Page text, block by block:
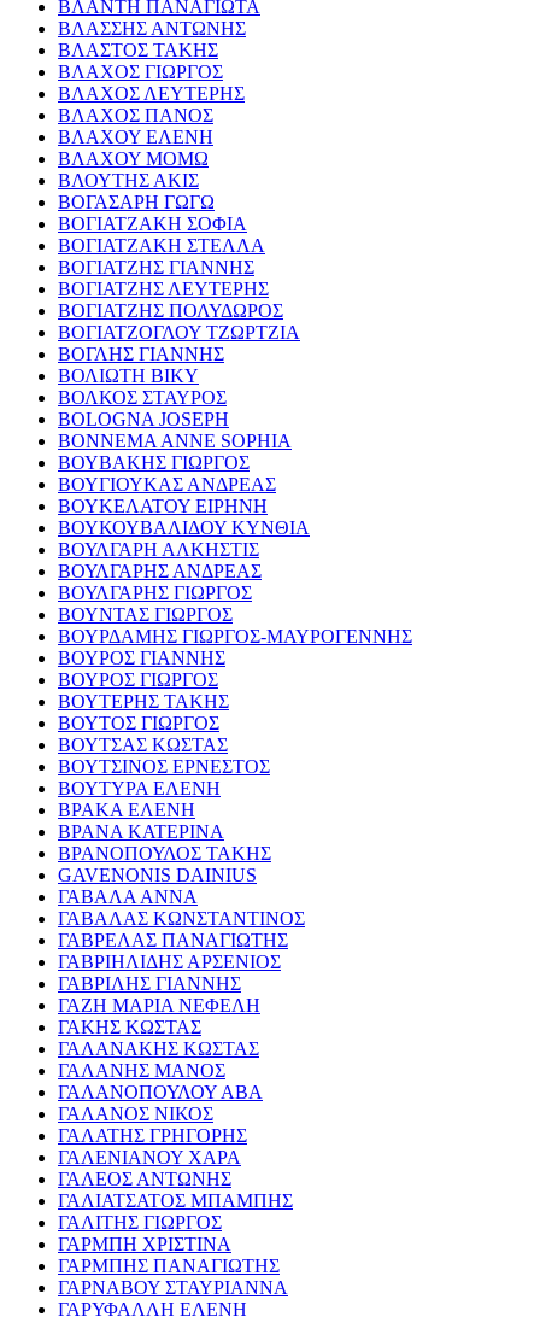
ΒΛΑΝΤΗ ΠΑΝΑΓΙΩΤΑ
ΒΛΑΣΣΗΣ ΑΝΤΩΝΗΣ
ΒΛΑΣΤΟΣ ΤΑΚΗΣ
ΒΛΑΧΟΣ ΓΙΩΡΓΟΣ
ΒΛΑΧΟΣ ΛΕΥΤΕΡΗΣ
ΒΛΑΧΟΣ ΠΑΝΟΣ
ΒΛΑΧΟΥ ΕΛΕΝΗ
ΒΛΑΧΟΥ ΜΟΜΩ
ΒΛΟΥΤΗΣ ΑΚΙΣ
ΒΟΓΑΣΑΡΗ ΓΩΓΩ
ΒΟΓΙΑΤΖΑΚΗ ΣΟΦΙΑ
ΒΟΓΙΑΤΖΑΚΗ ΣΤΕΛΛΑ
ΒΟΓΙΑΤΖΗΣ ΓΙΑΝΝΗΣ
ΒΟΓΙΑΤΖΗΣ ΛΕΥΤΕΡΗΣ
ΒΟΓΙΑΤΖΗΣ ΠΟΛΥΔΩΡΟΣ
ΒΟΓΙΑΤΖΟΓΛΟΥ ΤΖΩΡΤΖΙΑ
ΒΟΓΛΗΣ ΓΙΑΝΝΗΣ
ΒΟΛΙΩΤΗ ΒΙΚΥ
ΒΟΛΚΟΣ ΣΤΑΥΡΟΣ
BOLOGNA JOSEPH
BONNEMA ANNE SOPHIA
ΒΟΥΒΑΚΗΣ ΓΙΩΡΓΟΣ
ΒΟΥΓΙΟΥΚΑΣ ΑΝΔΡΕΑΣ
ΒΟΥΚΕΛΑΤΟΥ ΕΙΡΗΝΗ
ΒΟΥΚΟΥΒΑΛΙΔΟΥ ΚΥΝΘΙΑ
ΒΟΥΛΓΑΡΗ ΑΛΚΗΣΤΙΣ
ΒΟΥΛΓΑΡΗΣ ΑΝΔΡΕΑΣ
ΒΟΥΛΓΑΡΗΣ ΓΙΩΡΓΟΣ
ΒΟΥΝΤΑΣ ΓΙΩΡΓΟΣ
ΒΟΥΡΔΑΜΗΣ ΓΙΩΡΓΟΣ-ΜΑΥΡΟΓΕΝΝΗΣ
ΒΟΥΡΟΣ ΓΙΑΝΝΗΣ
ΒΟΥΡΟΣ ΓΙΩΡΓΟΣ
ΒΟΥΤΕΡΗΣ ΤΑΚΗΣ
ΒΟΥΤΟΣ ΓΙΩΡΓΟΣ
ΒΟΥΤΣΑΣ ΚΩΣΤΑΣ
ΒΟΥΤΣΙΝΟΣ ΕΡΝΕΣΤΟΣ
ΒΟΥΤΥΡΑ ΕΛΕΝΗ
ΒΡΑΚΑ ΕΛΕΝΗ
ΒΡΑΝΑ ΚΑΤΕΡΙΝΑ
ΒΡΑΝΟΠΟΥΛΟΣ ΤΑΚΗΣ
GAVENONIS DAINIUS
ΓΑΒΑΛΑ ΑΝΝΑ
ΓΑΒΑΛΑΣ ΚΩΝΣΤΑΝΤΙΝΟΣ
ΓΑΒΡΕΛΑΣ ΠΑΝΑΓΙΩΤΗΣ
ΓΑΒΡΙΗΛΙΔΗΣ ΑΡΣΕΝΙΟΣ
ΓΑΒΡΙΛΗΣ ΓΙΑΝΝΗΣ
ΓΑΖΗ ΜΑΡΙΑ ΝΕΦΕΛΗ
ΓΑΚΗΣ ΚΩΣΤΑΣ
ΓΑΛΑΝΑΚΗΣ ΚΩΣΤΑΣ
ΓΑΛΑΝΗΣ ΜΑΝΟΣ
ΓΑΛΑΝΟΠΟΥΛΟΥ ΑΒΑ
ΓΑΛΑΝΟΣ ΝΙΚΟΣ
ΓΑΛΑΤΗΣ ΓΡΗΓΟΡΗΣ
ΓΑΛΕΝΙΑΝΟΥ ΧΑΡΑ
ΓΑΛΕΟΣ ΑΝΤΩΝΗΣ
ΓΑΛΙΑΤΣΑΤΟΣ ΜΠΑΜΠΗΣ
ΓΑΛΙΤΗΣ ΓΙΩΡΓΟΣ
ΓΑΡΜΠΗ ΧΡΙΣΤΙΝΑ
ΓΑΡΜΠΗΣ ΠΑΝΑΓΙΩΤΗΣ
ΓΑΡΝΑΒΟΥ ΣΤΑΥΡΙΑΝΝΑ
ΓΑΡΥΦΑΛΛΗ ΕΛΕΝΗ